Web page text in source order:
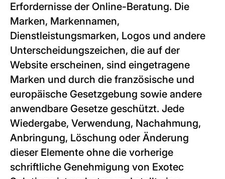
Erfordernisse der Online-Beratung. Die
Marken, Markennamen,
Dienstleistungsmarken, Logos und andere
Unterscheidungszeichen, die auf der
Website erscheinen, sind eingetragene
Marken und durch die französische und
europäische Gesetzgebung sowie andere
anwendbare Gesetze geschützt. Jede
Wiedergabe, Verwendung, Nachahmung,
Anbringung, Löschung oder Änderung
dieser Elemente ohne die vorherige
schriftliche Genehmigung von Exotec